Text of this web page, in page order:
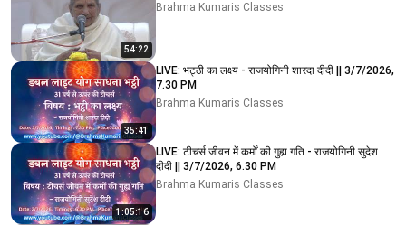
54:22
Brahma Kumaris Classes
35:41
LIVE: भट्ठी का लक्ष्य - राजयोगिनी शारदा दीदी || 3/7/2026,
7.30 PM
Brahma Kumaris Classes
1:05:16
LIVE: टीचर्स जीवन में कर्मों की गुह्य गति - राजयोगिनी सुदेश
दीदी || 3/7/2026, 6.30 PM
Brahma Kumaris Classes